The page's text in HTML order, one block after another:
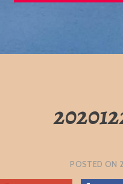
POSTED ON